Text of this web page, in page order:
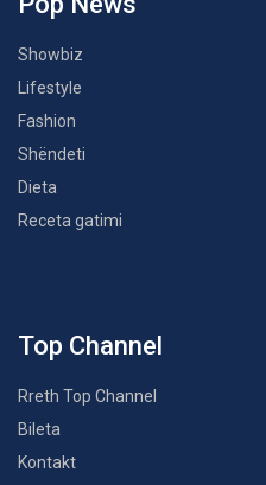
Showbiz
Lifestyle
Fashion
Shëndeti
Dieta
Receta gatimi
Top Channel
Rreth Top Channel
Bileta
Kontakt